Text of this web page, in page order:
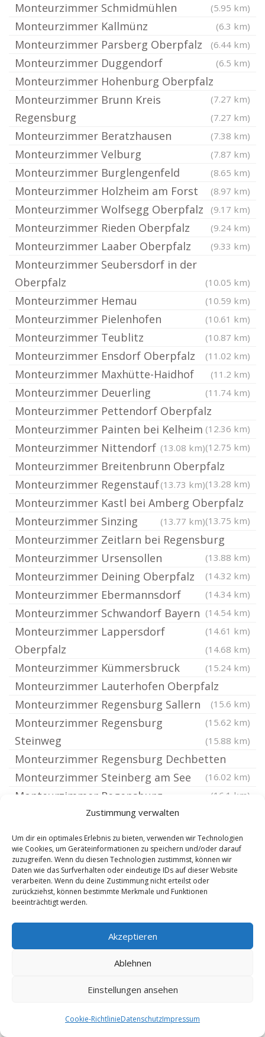
Zustimmung verwalten
Um dir ein optimales Erlebnis zu bieten, verwenden wir Technologien
wie Cookies, um Geräteinformationen zu speichern und/oder darauf
zuzugreifen. Wenn du diesen Technologien zustimmst, können wir
Daten wie das Surfverhalten oder eindeutige IDs auf dieser Website
verarbeiten. Wenn du deine Zustimmung nicht erteilst oder
zurückziehst, können bestimmte Merkmale und Funktionen
beeinträchtigt werden.
Akzeptieren
Ablehnen
Einstellungen ansehen
Cookie-RichtlinieDatenschutzImpressum
Monteurzimmer Schmidmühlen (5.95 km)
Monteurzimmer Kallmünz (6.3 km)
Monteurzimmer Parsberg Oberpfalz (6.44 km)
Monteurzimmer Duggendorf (6.5 km)
Monteurzimmer Hohenburg Oberpfalz
(7.27 km)
Monteurzimmer Brunn Kreis
Regensburg
(7.27 km)
Monteurzimmer Beratzhausen (7.38 km)
Monteurzimmer Velburg (7.87 km)
Monteurzimmer Burglengenfeld (8.65 km)
Monteurzimmer Holzheim am Forst (8.97 km)
Monteurzimmer Wolfsegg Oberpfalz (9.17 km)
Monteurzimmer Rieden Oberpfalz (9.24 km)
Monteurzimmer Laaber Oberpfalz (9.33 km)
Monteurzimmer Seubersdorf in der
Oberpfalz
(10.05 km)
Monteurzimmer Hemau (10.59 km)
Monteurzimmer Pielenhofen (10.61 km)
Monteurzimmer Teublitz (10.87 km)
Monteurzimmer Ensdorf Oberpfalz (11.02 km)
Monteurzimmer Maxhütte-Haidhof (11.2 km)
Monteurzimmer Deuerling (11.74 km)
Monteurzimmer Pettendorf Oberpfalz
(12.36 km)
Monteurzimmer Painten bei Kelheim
(12.75 km)
Monteurzimmer Nittendorf (13.08 km)
Monteurzimmer Breitenbrunn Oberpfalz
(13.28 km)
Monteurzimmer Regenstauf(13.73 km)
Monteurzimmer Kastl bei Amberg Oberpfalz
(13.75 km)
Monteurzimmer Sinzing (13.77 km)
Monteurzimmer Zeitlarn bei Regensburg
(13.88 km)
Monteurzimmer Ursensollen
(14.32 km)
Monteurzimmer Deining Oberpfalz
(14.34 km)
Monteurzimmer Ebermannsdorf
(14.54 km)
Monteurzimmer Schwandorf Bayern
(14.61 km)
Monteurzimmer Lappersdorf
Oberpfalz
(14.68 km)
Monteurzimmer Kümmersbruck (15.24 km)
Monteurzimmer Lauterhofen Oberpfalz
(15.6 km)
Monteurzimmer Regensburg Sallern
(15.62 km)
Monteurzimmer Regensburg
Steinweg
(15.88 km)
Monteurzimmer Regensburg Dechbetten
(16.02 km)
Monteurzimmer Steinberg am See
(16.1 km)
Monteurzimmer Regensburg
Monteurzimmer Regensburg Stadtamhof
(16.3 km)
Monteurzimmer Dietfurt an der
Altmühl
(16.46 km)
Monteurzimmer Regensburg Westenviertel
Monteurzimmer Fensterbach
Monteurzimmer Regensburg Brandlberg
Monteurzimmer Amberg Oberpfalz
Monteurzimmer Ammerthal
Monteurzimmer Regensburg
Monteurzimmer Regensburg Ziegetsdorf